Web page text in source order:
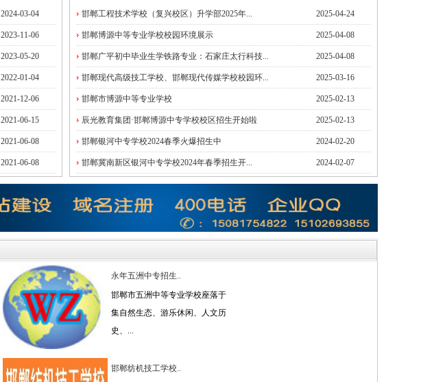
2024-03-04
2023-11-06
2023-05-20
2022-01-04
2021-12-06
2021-06-15
2021-06-08
2021-06-08
邯郸工程技术学校（复兴校区）升学部2025年... 2025-04-24
邯郸博源中等专业学校校园环境展示 2025-04-08
邯郸广平初中毕业生学铁路专业：石家庄太行科技... 2025-04-08
邯郸现代高级技工学校、邯郸现代传媒学校校园环... 2025-03-16
邯郸市博源中等专业学校 2025-02-13
辰光教育集团·邯郸博源中专学校校区招生开始啦 2025-02-13
邯郸银河中专学校2024春季火爆招生中 2024-02-20
邯郸冀南新区银河中专学校2024年春季招生开... 2024-02-07
永年五洲中专招生..
邯郸市五洲中等专业学校座落于
集自然生态、游乐休闲、人文历
史、...
邯郸纺机技工学校..